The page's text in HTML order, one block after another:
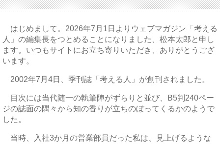
はじめまして。2026年7月1日よりウェブマガジン「考える
人」の編集長をつとめることになりました、松本太郎と申し
ます。いつもサイトにお立ち寄りいただき、ありがとうござ
います。
2002年7月4日、季刊誌「考える人」が創刊されました。
目次には当代随一の執筆陣がずらりと並び、B5判240ペー
ジの誌面の隅々から知の香りが立ちのぼってくるかのようで
した。
当時、入社3か月の営業部員だった私は、見上げるような